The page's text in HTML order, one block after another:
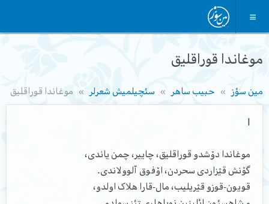
موغاندا قوراقلیق
مین سؤز حبیب ساهر سئچیلمیش شعرلر موغاندا قوراقلیق
I
موغاندا دۆشدو قوراقلیق، چاییر، چمن یاندی،
گۆنش قؽزاردی سحردن، اۆفوق آلوولاندی.
قویون-قوزو قؽریلیب، مال-قارا هلاک اولدو،